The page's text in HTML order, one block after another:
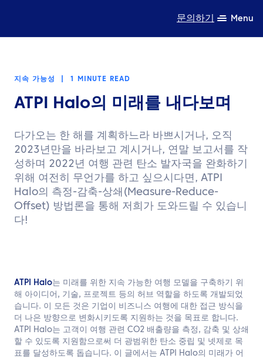
문의하기 Menu
회사 소개
지속가능성
TravelHub Login
문의하기
지속 가능성 1 MINUTE READ
ATPI Halo의 미래를 내다보며
다가오는 한 해를 계획하느라 바쁘시거나, 오직
2023년만을 바라보고 계시거나, 연말 보고서를 작
성하며 2022년 여행 관련 탄소 발자국을 완화하기
위해 여전히 무언가를 하고 싶으시다면, ATPI
Halo의 측정-감축-상쇄(Measure-Reduce-
Offset) 방법론을 통해 저희가 도와드릴 수 있습니
다!
ATPI Halo는 미래를 위한 지속 가능한 여행 모델을 구축하기 위
해 아이디어, 기술, 프로젝트 등의 허브 역할을 하도록 개발되었
습니다. 이 모든 것은 기업이 비즈니스 여행에 대한 접근 방식을
더 나은 방향으로 변화시키도록 지원하는 것을 목표로 합니다.
ATPI Halo는 고객이 여행 관련 CO2 배출량을 측정, 감축 및 상쇄
할 수 있도록 지원함으로써 더 광범위한 탄소 중립 및 넷제로 목
표를 달성하도록 돕습니다. 이 글에서는 ATPI Halo의 미래가 어